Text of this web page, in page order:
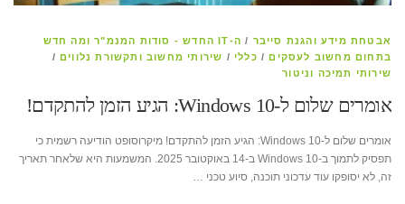
אבטחת מידע והגנת סייבר /
ה-IT החדש - סודות המנמ"ר ומה חדש
בתחום מחשוב לעסקים / כללי / שירותי מחשוב ותקשורת נלווים /
שירותי תמיכה וניטור
אומרים שלום ל-Windows 10: הגיע הזמן להתקדם!
​אומרים שלום ל-Windows 10: הגיע הזמן להתקדם! מיקרוסופט הודיעה רשמית כי
תפסיק לתמוך ב-Windows 10 ב-14 באוקטובר 2025. המשמעות היא שלאחר תאריך
זה, לא יסופקו עוד עדכוני תוכנה, סיוע טכני …